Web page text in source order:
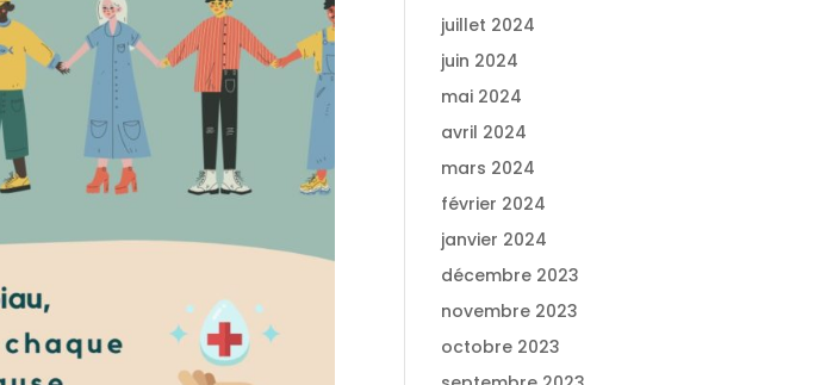
juillet 2024
juin 2024
mai 2024
avril 2024
mars 2024
février 2024
janvier 2024
décembre 2023
novembre 2023
octobre 2023